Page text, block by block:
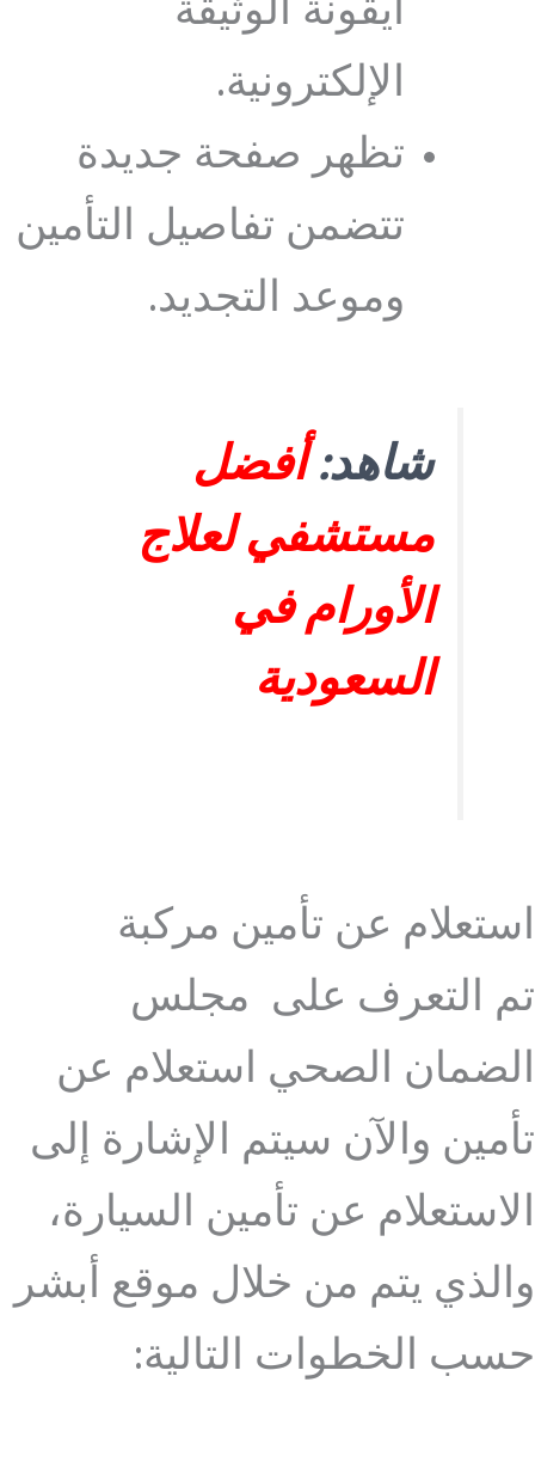
أيقونة الوثيقة
الإلكترونية.
تظهر صفحة جديدة
تتضمن تفاصيل التأمين
وموعد التجديد.
شاهد: أفضل
مستشفي لعلاج
الأورام في
السعودية
استعلام عن تأمين مركبة
تم التعرف على مجلس
الضمان الصحي استعلام عن
تأمين والآن سيتم الإشارة إلى
الاستعلام عن تأمين السيارة،
والذي يتم من خلال موقع أبشر
حسب الخطوات التالية: